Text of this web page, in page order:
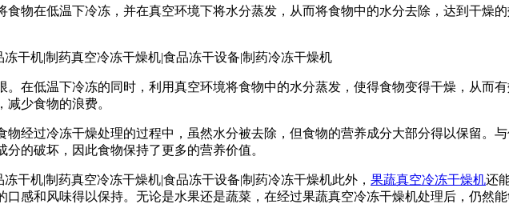
食物在低温下冷冻，并在真空环境下将水分蒸发，从而将食物中的水分去除，达到干燥
在低温下冷冻的同时，利用真空环境将食物中的水分蒸发，使得食物变得干燥，从而
少食物的浪费。
经过冷冻干燥处理的过程中，虽然水分被去除，但食物的营养成分大部分得以保留。
的破坏，因此食物保持了更多的营养价值。
此外， 果蔬真空冷冻干燥机还
感和风味得以保持。无论是水果还是蔬菜，在经过果蔬真空冷冻干燥机处理后，仍然